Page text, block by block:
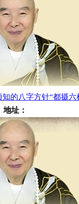
的八字方针“都摄六
地址：